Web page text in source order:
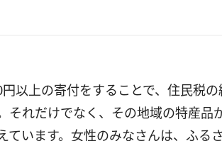
以上の寄付をすることで、住民税
それだけでなく、その地域の特産品
ています。女性のみなさんは、ふる